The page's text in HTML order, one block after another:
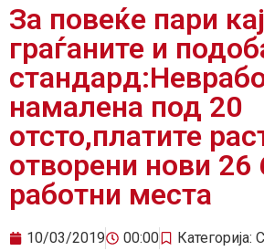
За повеќе пари кај
граѓаните и
намалена под 20
отсто,платите
отворени нови 26
работни места
10/03/2019 00:00 Категорија: